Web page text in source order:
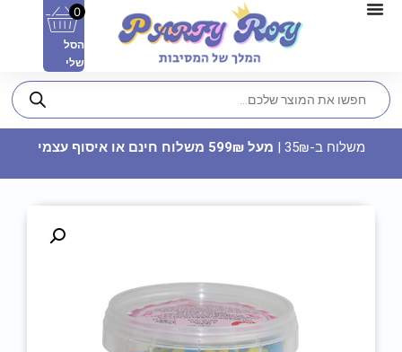
חולצה מודפסת - ‏‏בהצלחה חבר
22.90₪
0
הסל
שלי
משלוח ב-35₪ | מעל 599₪ משלוח חינם או איסוף עצמי